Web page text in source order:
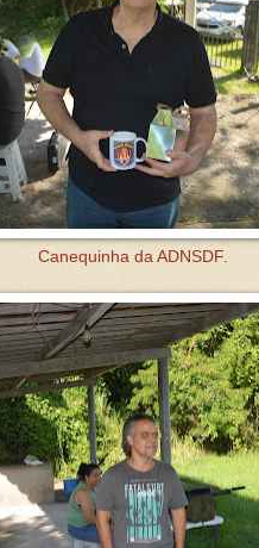
Canequinha da ADNSDF.